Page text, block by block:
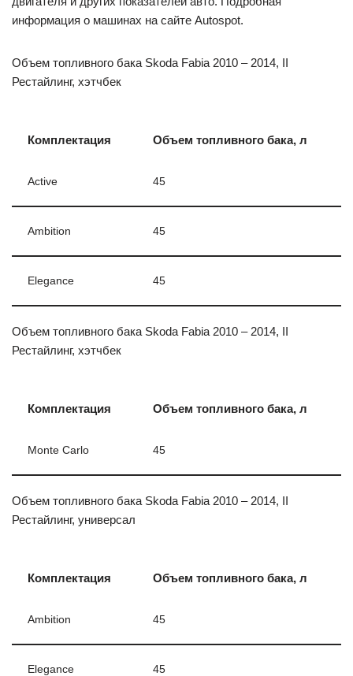
информация о машинах на сайте Autospot.
Объем топливного бака Skoda Fabia 2010 – 2014, II
Рестайлинг, хэтчбек
Комплектация Объем топливного бака, л
Active 45
Ambition 45
Elegance 45
Объем топливного бака Skoda Fabia 2010 – 2014, II
Рестайлинг, хэтчбек
Комплектация Объем топливного бака, л
Monte Carlo 45
Объем топливного бака Skoda Fabia 2010 – 2014, II
Рестайлинг, универсал
Комплектация Объем топливного бака, л
Ambition 45
Elegance 45